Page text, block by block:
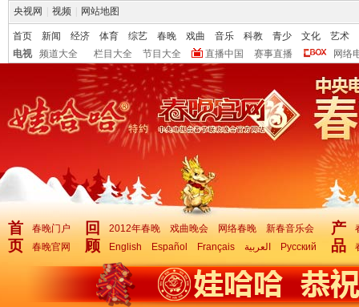
央视网 视频 网站地图
首页 新闻 经济 体育 综艺 春晚 戏曲 音乐 科教 青少 文化
艺术
电视
频道大全 栏目大全 节目大全 直播中国 赛事直播 网络
首
页
春晚门户
春晚官网
回
顾
2012年春晚 戏曲晚会 网络春晚
新春音乐会
English
Español Français العربية Русский
产
品